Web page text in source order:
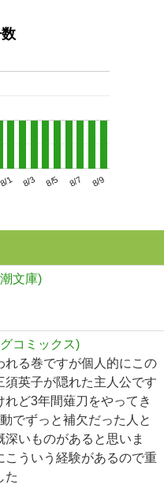
8/1 8/3 8/5 8/7 8/9
文庫)
コミックス)
れる巻ですが個人的にこの
須英子が隠れた主人公です
ど3年間薙刀をやってき
でずっと補欠だった人と
いものがあると思いま
こういう経験があるので重
た